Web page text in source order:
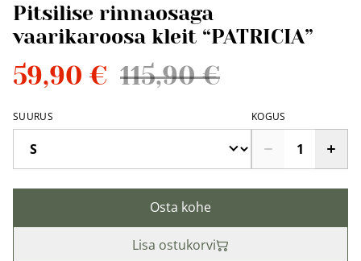
Pitsilise rinnaosaga
vaarikaroosa kleit “PATRICIA”
59,90 € 115,90 €
SUURUS KOGUS
Osta kohe
Lisa ostukorvi